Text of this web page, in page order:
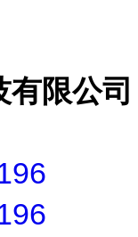
限公司